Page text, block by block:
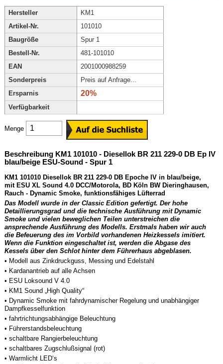
Hersteller
KM1
Artikel-Nr.
101010
Baugröße
Spur 1
Bestell-Nr.
481-101010
EAN
2001000988259
Sonderpreis
Preis auf Anfrage...
Ersparnis
20%
Verfügbarkeit
Menge
Beschreibung KM1 101010 - Diesellok BR 211 229-0 DB Ep IV
blau/beige ESU-Sound - Spur 1
KM1 101010 Diesellok BR 211 229-0 DB Epoche IV in blau/beige,
mit ESU XL Sound 4.0 DCC/Motorola, BD Köln BW Dieringhausen,
Rauch - Dynamic Smoke, funktionsfähiges Lüfterrad
Das Modell wurde in der Classic Edition gefertigt. Der hohe
Detaillierungsgrad und die technische Ausführung mit Dynamic
Smoke und vielen beweglichen Teilen unterstreichen die
ansprechende Ausführung des Modells. Erstmals haben wir auch
die Befeuerung des im Vorbild vorhandenen Heizkessels imitiert.
Wenn die Funktion eingeschaltet ist, werden die Abgase des
Kessels über den Schlot hinter dem Führerhaus abgeblasen.
• Modell aus Zinkdruckguss, Messing und Edelstahl
• Kardanantrieb auf alle Achsen
• ESU Loksound V 4.0
• KM1 Sound „High Quality“
• Dynamic Smoke mit fahrdynamischer Regelung und unabhängiger
Dampfkesselfunktion
• fahrtrichtungsabhängige Beleuchtung
• Führerstandsbeleuchtung
• schaltbare Rangierbeleuchtung
• schaltbares Zugschlußsignal (rot)
• Warmlicht LED‘s